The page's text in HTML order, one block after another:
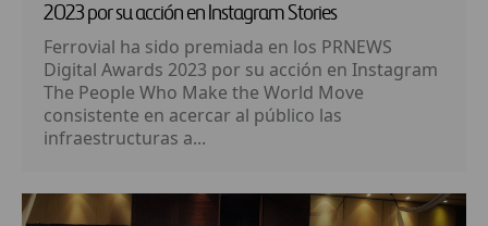
2023 por su acción en Instagram Stories
Ferrovial ha sido premiada en los PRNEWS
Digital Awards 2023 por su acción en Instagram
The People Who Make the World Move
consistente en acercar al público las
infraestructuras a...